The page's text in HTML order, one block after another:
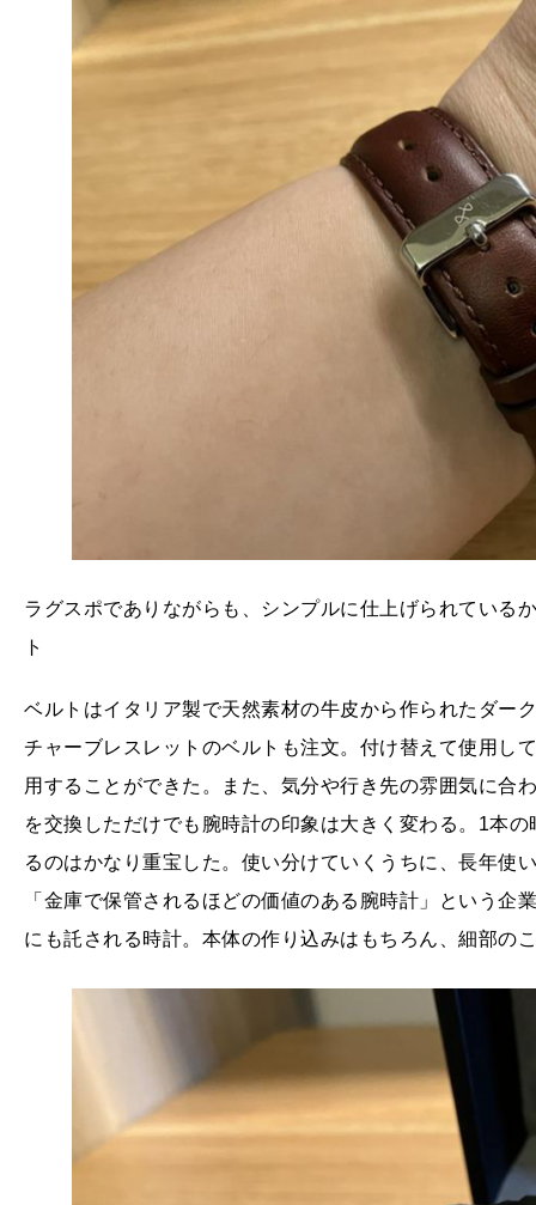
ラグスポでありながらも、シンプルに仕上げられている
ト
ベルトはイタリア製で天然素材の牛皮から作られたダー
チャーブレスレットのベルトも注文。付け替えて使用し
用することができた。また、気分や行き先の雰囲気に合
を交換しただけでも腕時計の印象は大きく変わる。1本
るのはかなり重宝した。使い分けていくうちに、長年使
「金庫で保管されるほどの価値のある腕時計」という
にも託される時計。本体の作り込みはもちろん、細部の